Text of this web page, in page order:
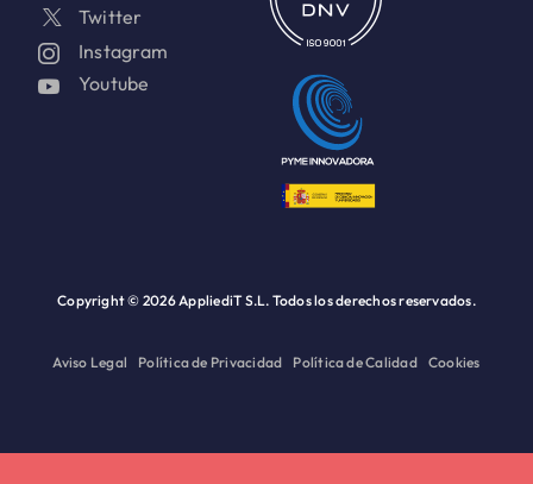
Twitter
Instagram
Youtube
Copyright © 2026 AppliediT S.L. Todos los derechos reservados.
Aviso Legal Política de Privacidad Política de Calidad Cookies